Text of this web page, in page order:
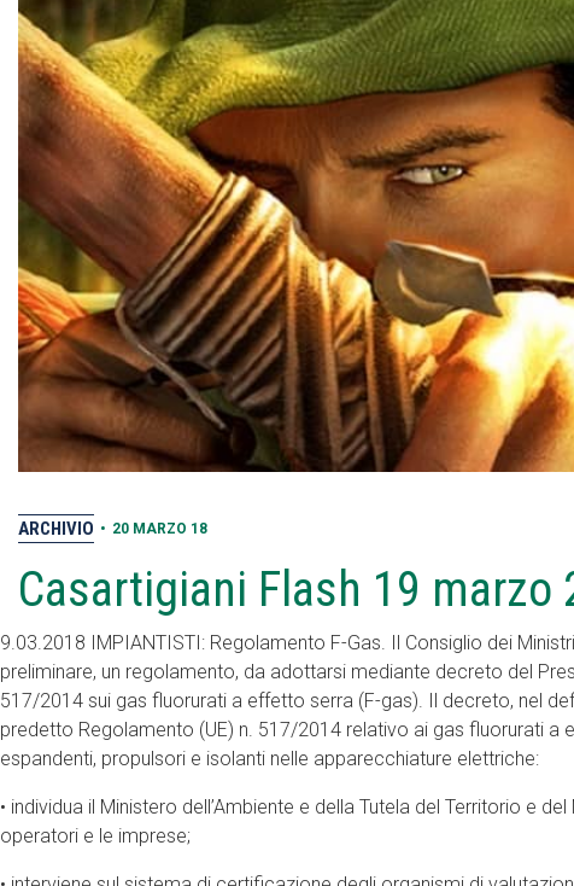
ARCHIVIO • 20 MARZO 18
Casartigiani Flash 19 marzo
9.03.2018 IMPIANTISTI: Regolamento F-Gas. Il Consiglio dei
preliminare, un regolamento, da adottarsi mediante decreto del
517/2014 sui gas fluorurati a effetto serra (F-gas). Il decreto, nel
predetto Regolamento (UE) n. 517/2014 relativo ai gas fluorurati a
espandenti, propulsori e isolanti nelle apparecchiature elettriche:
• individua il Ministero dell’Ambiente e della Tutela del Territorio e
operatori e le imprese;